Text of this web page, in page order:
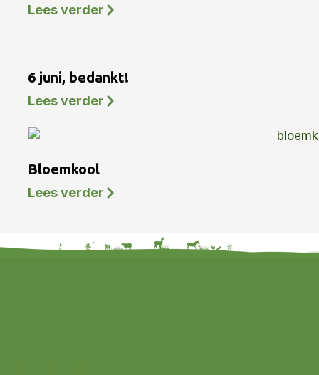
Lees verder
6 juni, bedankt!
Lees verder
Bloemkool
Lees verder